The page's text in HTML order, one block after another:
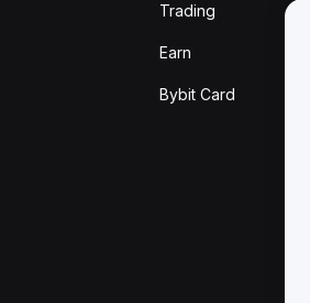
Trading
Earn
Bybit Card